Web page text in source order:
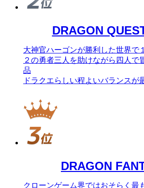
DRAGON
大神官ハーゴンが勝利した世界で
２の勇者三人を助けながら四人で
品
ドラクエらしい程よいバランスが
DRAGON
クローンゲーム界ではおそらく最